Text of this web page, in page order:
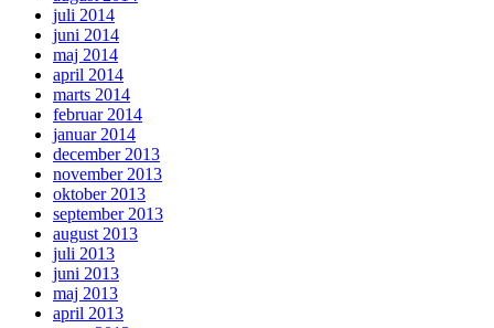
juli 2014
juni 2014
maj 2014
april 2014
marts 2014
februar 2014
januar 2014
december 2013
november 2013
oktober 2013
september 2013
august 2013
juli 2013
juni 2013
maj 2013
april 2013